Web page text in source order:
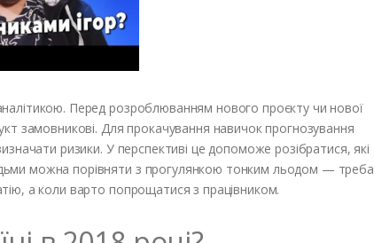
Перед розроблюванням нового проєкту чи нової
замовникові. Для прокачування навичок прогнозування
ризики. У перспективі це допоможе розібратися, які
можна порівняти з прогулянкою тонким льодом — треба
а коли варто попрощатися з працівником.